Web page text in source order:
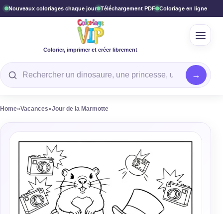
Nouveaux coloriages chaque jour Téléchargement PDF Coloriage en ligne
Colorier, imprimer et créer librement
Rechercher un coloriage
Home»Vacances»Jour de la Marmotte